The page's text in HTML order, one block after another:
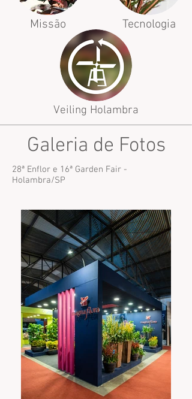
Missão Tecnologia
Veiling Holambra
Galeria de Fotos
28ª Enflor e 16ª Garden Fair -
Holambra/SP